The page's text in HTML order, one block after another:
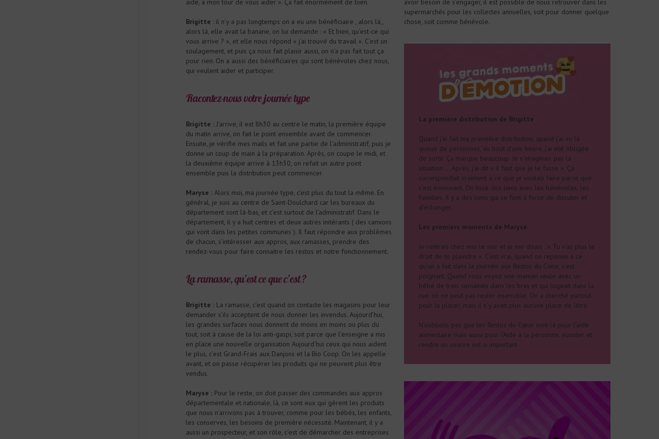
aidé, à mon tour de vous aider ». Ça fait énormément de bien.
Brigitte : il n’y a pas longtemps on a eu une bénéficiaire , alors là,,
alors là, elle avait la banane, on lui demande : « Et bien, qu’est-ce qui
vous arrive ? », et elle nous répond « j’ai trouvé du travail ». C’est un
soulagement, et puis ça nous fait plaisir aussi, on n’a pas fait tout ça
pour rien. On a aussi des bénéficiaires qui sont bénévoles chez nous,
qui veulent aider et participer.
Racontez-nous votre journée type
Brigitte : J’arrive, il est 8h30 au centre le matin, la première équipe
du matin arrive, on fait le point ensemble avant de commencer.
Ensuite, je vérifie mes mails et fait une partie de l’administratif, puis je
donne un coup de main à la préparation. Après, on coupe le midi, et
la deuxième équipe arrive à 13h30, on refait un autre point
ensemble puis la distribution peut commencer.
Maryse : Alors moi, ma journée type, c’est plus du tout la même. En
général, je suis au centre de Saint-Doulchard car les bureaux du
département sont là-bas, et c’est surtout de l’administratif. Dans le
département, il y a huit centres et deux autres initérants ( des camions
qui vont dans les petites communes ). Il faut répondre aux problèmes
de chacun, s’intéresser aux appros, aux ramasses, prendre des
rendez-vous pour faire connaitre les restos et notre fonctionnement.
La ramasse, qu’est ce que c’est ?
Brigitte : La ramasse, c’est quand on contacte les magasins pour leur
demander s’ils acceptent de nous donner les invendus. Aujourd’hui,
les grandes surfaces nous donnent de moins en moins ou plus du
tout, soit à cause de la loi anti-gaspi, soit parce que l’enseigne a mis
en place une nouvelle organisation Aujourd’hui ceux qui nous aident
le plus, c’est Grand-Frais aux Danjons et la Bio Coop. On les appelle
avant, et on passe récupérer les produits qui ne peuvent plus être
vendus.
Maryse : Pour le reste, on doit passer des commandes aux appros
départementale et nationale, là, ce sont eux qui gèrent les produits
que nous n’arrivons pas à trouver, comme pour les bébés, les enfants,
les conserves, les besoins de première nécessité. Maintenant, il y a
aussi un prospecteur, et son rôle, c’est de démarcher des entreprises
avoir besoin de s’engager, il est possible de nous retrouver dans les
supermarchés pour les collectes annuelles, soit pour donner quelque
chose, soit comme bénévole.
La première distribution de Brigitte
Quand j’ai fait ma première distribution, quand j’ai vu la
queue de personnes, au bout d’une heure, j’ai été obligée
de sortir. Ça marque beaucoup. Je n’imaginais pas la
situation … Après, j’ai dit « il faut que je le fasse ». Ça
correspondait vraiment à ce que je voulais faire parce que
c’est émouvant. On tisse des liens avec les bénévoles, les
familles. Il y a des liens qui se font à force de discuter et
d’échanger.
Les premiers moments de Maryse.
Je rentrais chez moi le soir et je me disais : « Tu n’as plus le
droit de te plaindre ». C’est vrai, quand on repense à ce
qu’on a fait dans la journée aux Restos du Cœur, c’est
poignant. Quand vous voyez une maman seule avec un
bébé de trois semaines dans les bras et qui logeait dans la
rue, on ne peut pas rester insensible. On a cherché partout
pour la placer, mais il n’y avait plus aucune place de libre.
N’oublions pas que les Restos du Cœur sont là pour l’aide
alimentaire mais aussi pour l’Aide à la personne, écouter et
rendre un sourire est si important